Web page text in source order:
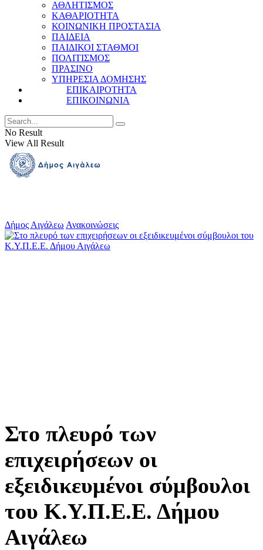
ΑΘΛΗΤΙΣΜΟΣ
ΚΑΘΑΡΙΟΤΗΤΑ
ΚΟΙΝΩΝΙΚΗ ΠΡΟΣΤΑΣΙΑ
ΠΑΙΔΕΙΑ
ΠΑΙΔΙΚΟΙ ΣΤΑΘΜΟΙ
ΠΟΛΙΤΙΣΜΟΣ
ΠΡΑΣΙΝΟ
ΥΠΗΡΕΣΙΑ ΔΟΜΗΣΗΣ
ΕΠΙΚΑΙΡΟΤΗΤΑ
ΕΠΙΚΟΙΝΩΝΙΑ
No Result
View All Result
Δήμος Αιγάλεω Ανακοινώσεις
Στο πλευρό των
επιχειρήσεων οι
εξειδικευμένοι σύμβουλοι
του Κ.Υ.Π.Ε.Ε. Δήμου
Αιγάλεω